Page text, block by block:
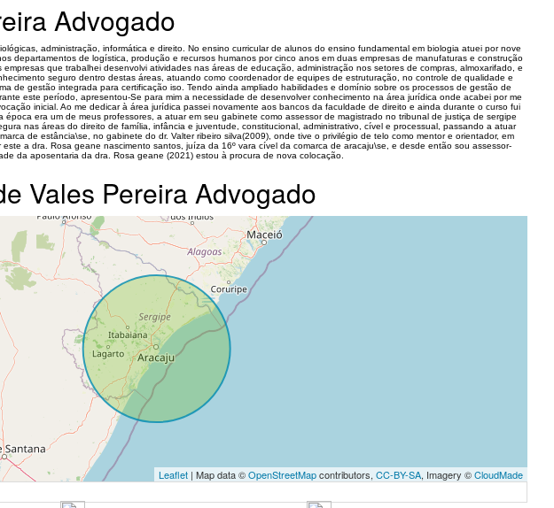
Advogado
administração, informática e direito. No ensino curricular de alunos do ensino fundamental em biologia atuei por nove
departamentos de logística, produção e recursos humanos por cinco anos em duas empresas de manufaturas e construção
que trabalhei desenvolvi atividades nas áreas de educação, administração nos setores de compras, almoxarifado, e
seguro dentro destas áreas, atuando como coordenador de equipes de estruturação, no controle de qualidade e
de gestão integrada para certificação iso. Tendo ainda ampliado habilidades e domínio sobre os processos de gestão de
este período, apresentou-Se para mim a necessidade de desenvolver conhecimento na área jurídica onde acabei por me
inicial. Ao me dedicar à área jurídica passei novamente aos bancos da faculdade de direito e ainda durante o curso fui
época era um de meus professores, a atuar em seu gabinete como assessor de magistrado no tribunal de justiça de sergipe
nas áreas do direito de família, infância e juventude, constitucional, administrativo, cível e processual, passando a atuar
de estância\se, no gabinete do dr. Valter ribeiro silva(2009), onde tive o privilégio de telo como mentor e orientador, em
a dra. Rosa geane nascimento santos, juíza da 16º vara cível da comarca de aracaju\se, e desde então sou assessor-
da aposentaria da dra. Rosa geane (2021) estou à procura de nova colocação.
Vales Pereira Advogado
Leaflet | Map data ©OpenStreetMapcontributors, CC-BY-SA, Imagery ©CloudMade